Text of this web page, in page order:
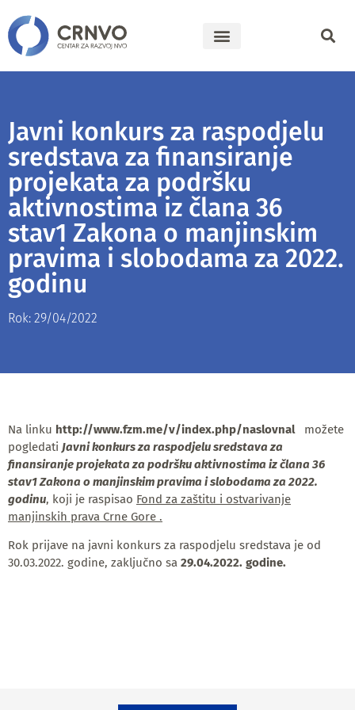
Javni konkurs za raspodjelu
sredstava za finansiranje
projekata za podršku
aktivnostima iz člana 36
stav1 Zakona o manjinskim
pravima i slobodama za 2022.
godinu
Rok: 29/04/2022
Na linku http://www.fzm.me/v/index.php/naslovnalmožete
pogledati Javni konkursza raspodjelu sredstava za
finansiranje projekata za podršku aktivnostima iz člana 36
stav1 Zakona o manjinskim pravima i slobodama za 2022.
godinu, koji je raspisao Fond za zaštitu i ostvarivanje
manjinskih prava Crne Gore .
Rok prijave na javni konkurs za raspodjelu sredstava je od
30.03.2022. godine, zaključno sa 29.04.2022. godine.